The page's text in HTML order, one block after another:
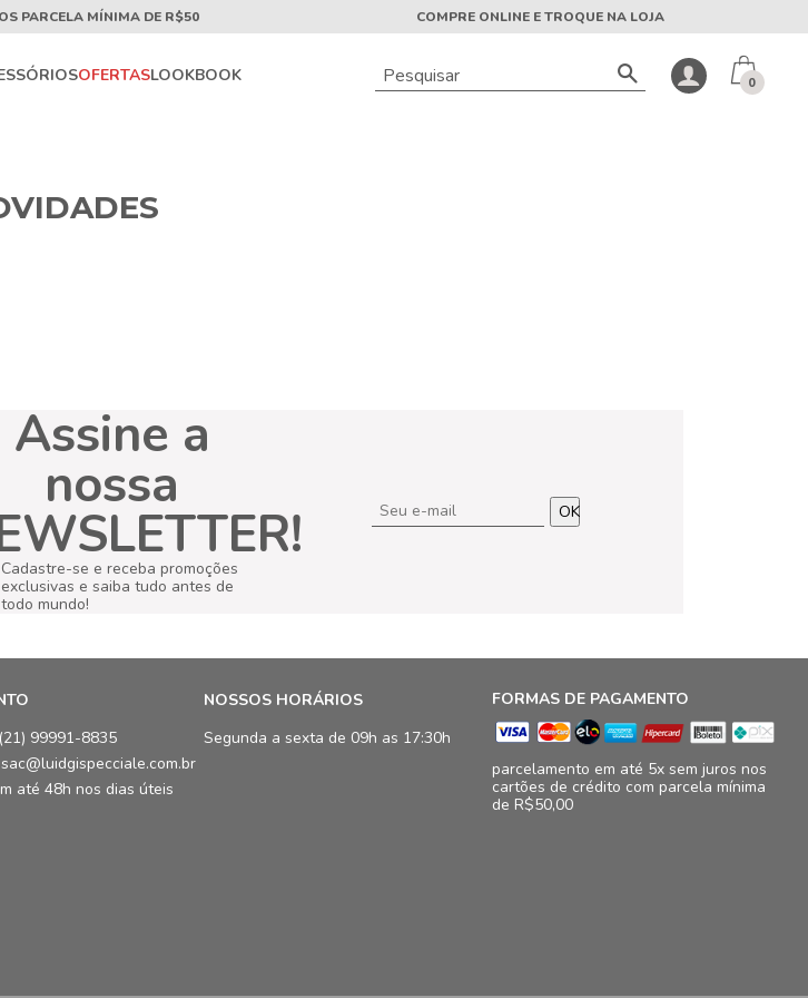
PARCELA MÍNIMA DE R$50 COMPRE ONLINE E TROQUE NA LOJA
OFERTASLOOKBOOK 0
Assine a
nossa
Cadastre-se e receba promoções
exclusivas e saiba tudo antes de
todo mundo!
OK
99991-8835
até 48h nos dias úteis
NOSSOS HORÁRIOS
Segunda a sexta de 09h as 17:30h
FORMAS DE PAGAMENTO
parcelamento em até 5x sem juros nos
cartões de crédito com parcela mínima
de R$50,00